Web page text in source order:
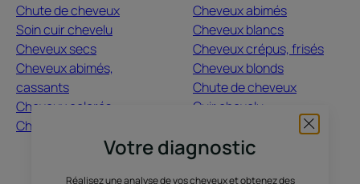
Votre diagnostic
Réalisez une analyse de vos cheveux et obtenez des
Chute de cheveux
Soin cuir chevelu
Cheveux secs
Cheveux abimés,
cassants
Cheveux colorés
Cheveux ternes
Cheveux abimés
Cheveux blancs
Cheveux crépus, frisés
Cheveux blonds
Chute de cheveux
Cuir chevelu
Cheveux secs
Guide capillaire